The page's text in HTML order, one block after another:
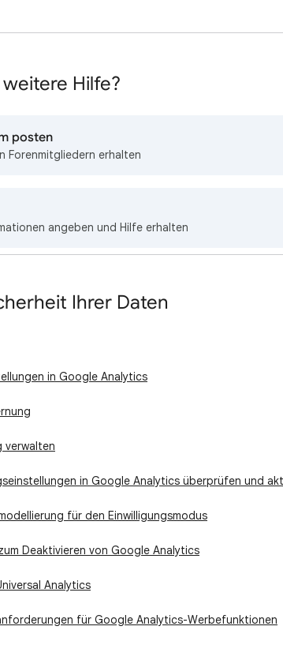
Hilfe?
posten
Forenmitgliedern erhalten
angeben und Hilfe erhalten
Ihrer Daten
in Google Analytics
verwalten
in Google Analytics überprüfen und
für den Einwilligungsmodus
Deaktivieren von Google Analytics
Analytics
für Google Analytics-Werbefunktionen